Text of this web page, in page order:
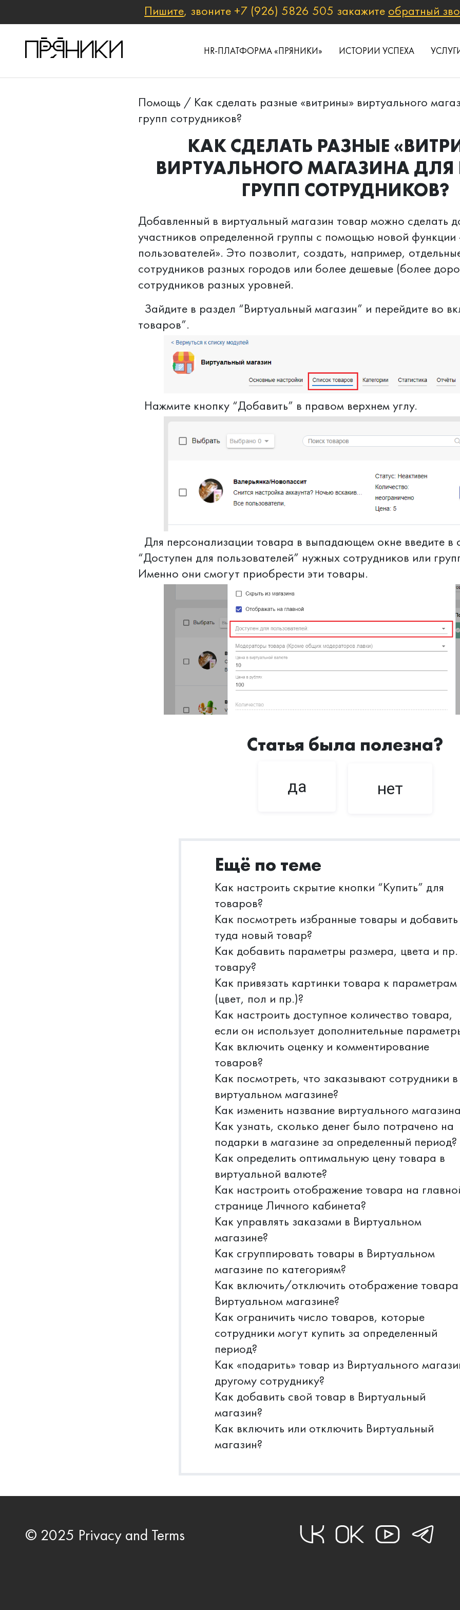
Пишите, звоните +7 (926) 5826 505 закажите обратный
HR-ПЛАТФОРМА «ПРЯНИКИ» ИСТОРИИ УСПЕХА
Помощь / Как сделать разные «витрины» виртуального
групп сотрудников?
КАК СДЕЛАТЬ РАЗНЫЕ
ВИРТУАЛЬНОГО МАГАЗИНА
ГРУПП СОТРУДНИКОВ?
Добавленный в виртуальный магазин товар можно сделать
участников определенной группы с помощью новой функции
пользователей». Это позволит, создать, например,
сотрудников разных городов или более дешевые (более
сотрудников разных уровней.
Зайдите в раздел “Виртуальный магазин” и перейдите во
товаров”.
Нажмите кнопку “Добавить” в правом верхнем углу.
Для персонализации товара в выпадающем окне введите в
“Доступен для пользователей” нужных сотрудников или
Именно они смогут приобрести эти товары.
Статья была полезна?
да нет
Ещё по теме
Как настроить скрытие кнопки “Купить” для
товаров?
Как посмотреть избранные товары и добавить
туда новый товар?
Как добавить параметры размера, цвета и пр.
товару?
Как привязать картинки товара к параметрам
(цвет, пол и пр.)?
Как настроить доступное количество товара,
если он использует дополнительные
Как включить оценку и комментирование
товаров?
Как посмотреть, что заказывают сотрудники в
виртуальном магазине?
Как изменить название виртуального
Как узнать, сколько денег было потрачено на
подарки в магазине за определенный период?
Как определить оптимальную цену товара в
виртуальной валюте?
Как настроить отображение товара на
странице Личного кабинета?
Как управлять заказами в Виртуальном
магазине?
Как сгруппировать товары в Виртуальном
магазине по категориям?
Как включить/отключить отображение товара
Виртуальном магазине?
Как ограничить число товаров, которые
сотрудники могут купить за определенный
период?
Как «подарить» товар из Виртуального
другому сотруднику?
Как добавить свой товар в Виртуальный
магазин?
Как включить или отключить Виртуальный
магазин?
© 2025 Privacy and Terms